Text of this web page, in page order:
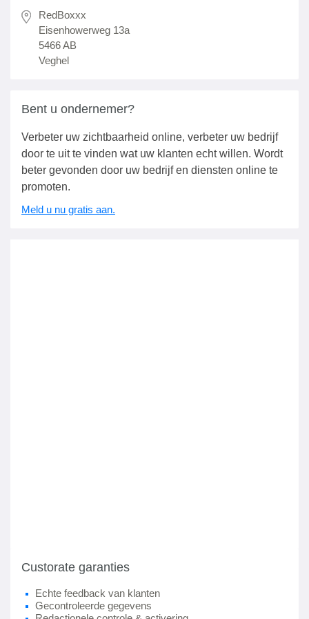
RedBoxxx
Eisenhowerweg 13a
5466 AB
Veghel
Bent u ondernemer?
Verbeter uw zichtbaarheid online, verbeter uw bedrijf
door te uit te vinden wat uw klanten echt willen. Wordt
beter gevonden door uw bedrijf en diensten online te
promoten.
Meld u nu gratis aan.
Custorate garanties
Echte feedback van klanten
Gecontroleerde gegevens